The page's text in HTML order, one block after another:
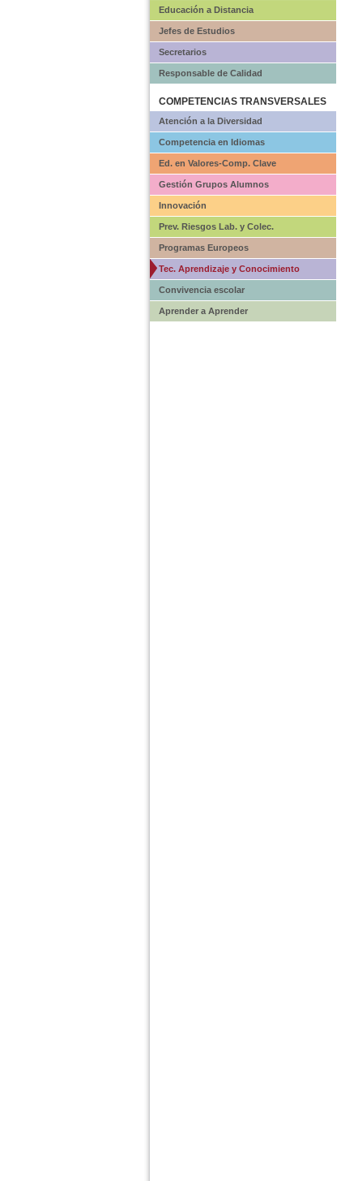
Educación a Distancia
Jefes de Estudios
Secretarios
Responsable de Calidad
COMPETENCIAS TRANSVERSALES
Atención a la Diversidad
Competencia en Idiomas
Ed. en Valores-Comp. Clave
Gestión Grupos Alumnos
Innovación
Prev. Riesgos Lab. y Colec.
Programas Europeos
Tec. Aprendizaje y Conocimiento
Convivencia escolar
Aprender a Aprender